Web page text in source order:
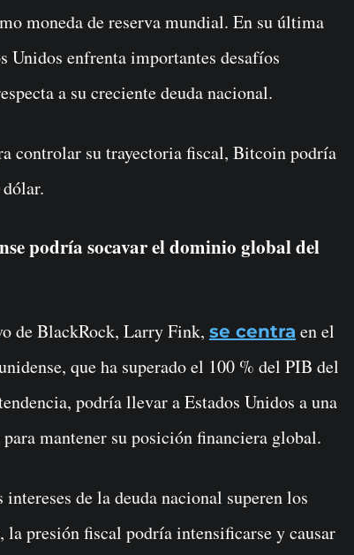
moneda de reserva mundial. En su última
Unidos enfrenta importantes desafíos
a su creciente deuda nacional.
controlar su trayectoria fiscal, Bitcoin podría
podría socavar el dominio global del
de BlackRock, Larry Fink, se centra en el
que ha superado el 100 % del PIB del
podría llevar a Estados Unidos a una
mantener su posición financiera global.
de la deuda nacional superen los
la presión fiscal podría intensificarse y causar